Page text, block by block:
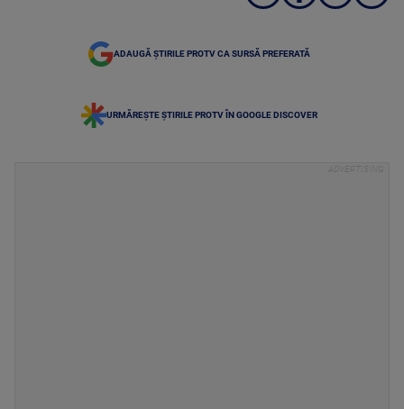
ADAUGĂ ȘTIRILE PROTV CA SURSĂ PREFERATĂ
URMĂREȘTE ȘTIRILE PROTV ÎN GOOGLE DISCOVER